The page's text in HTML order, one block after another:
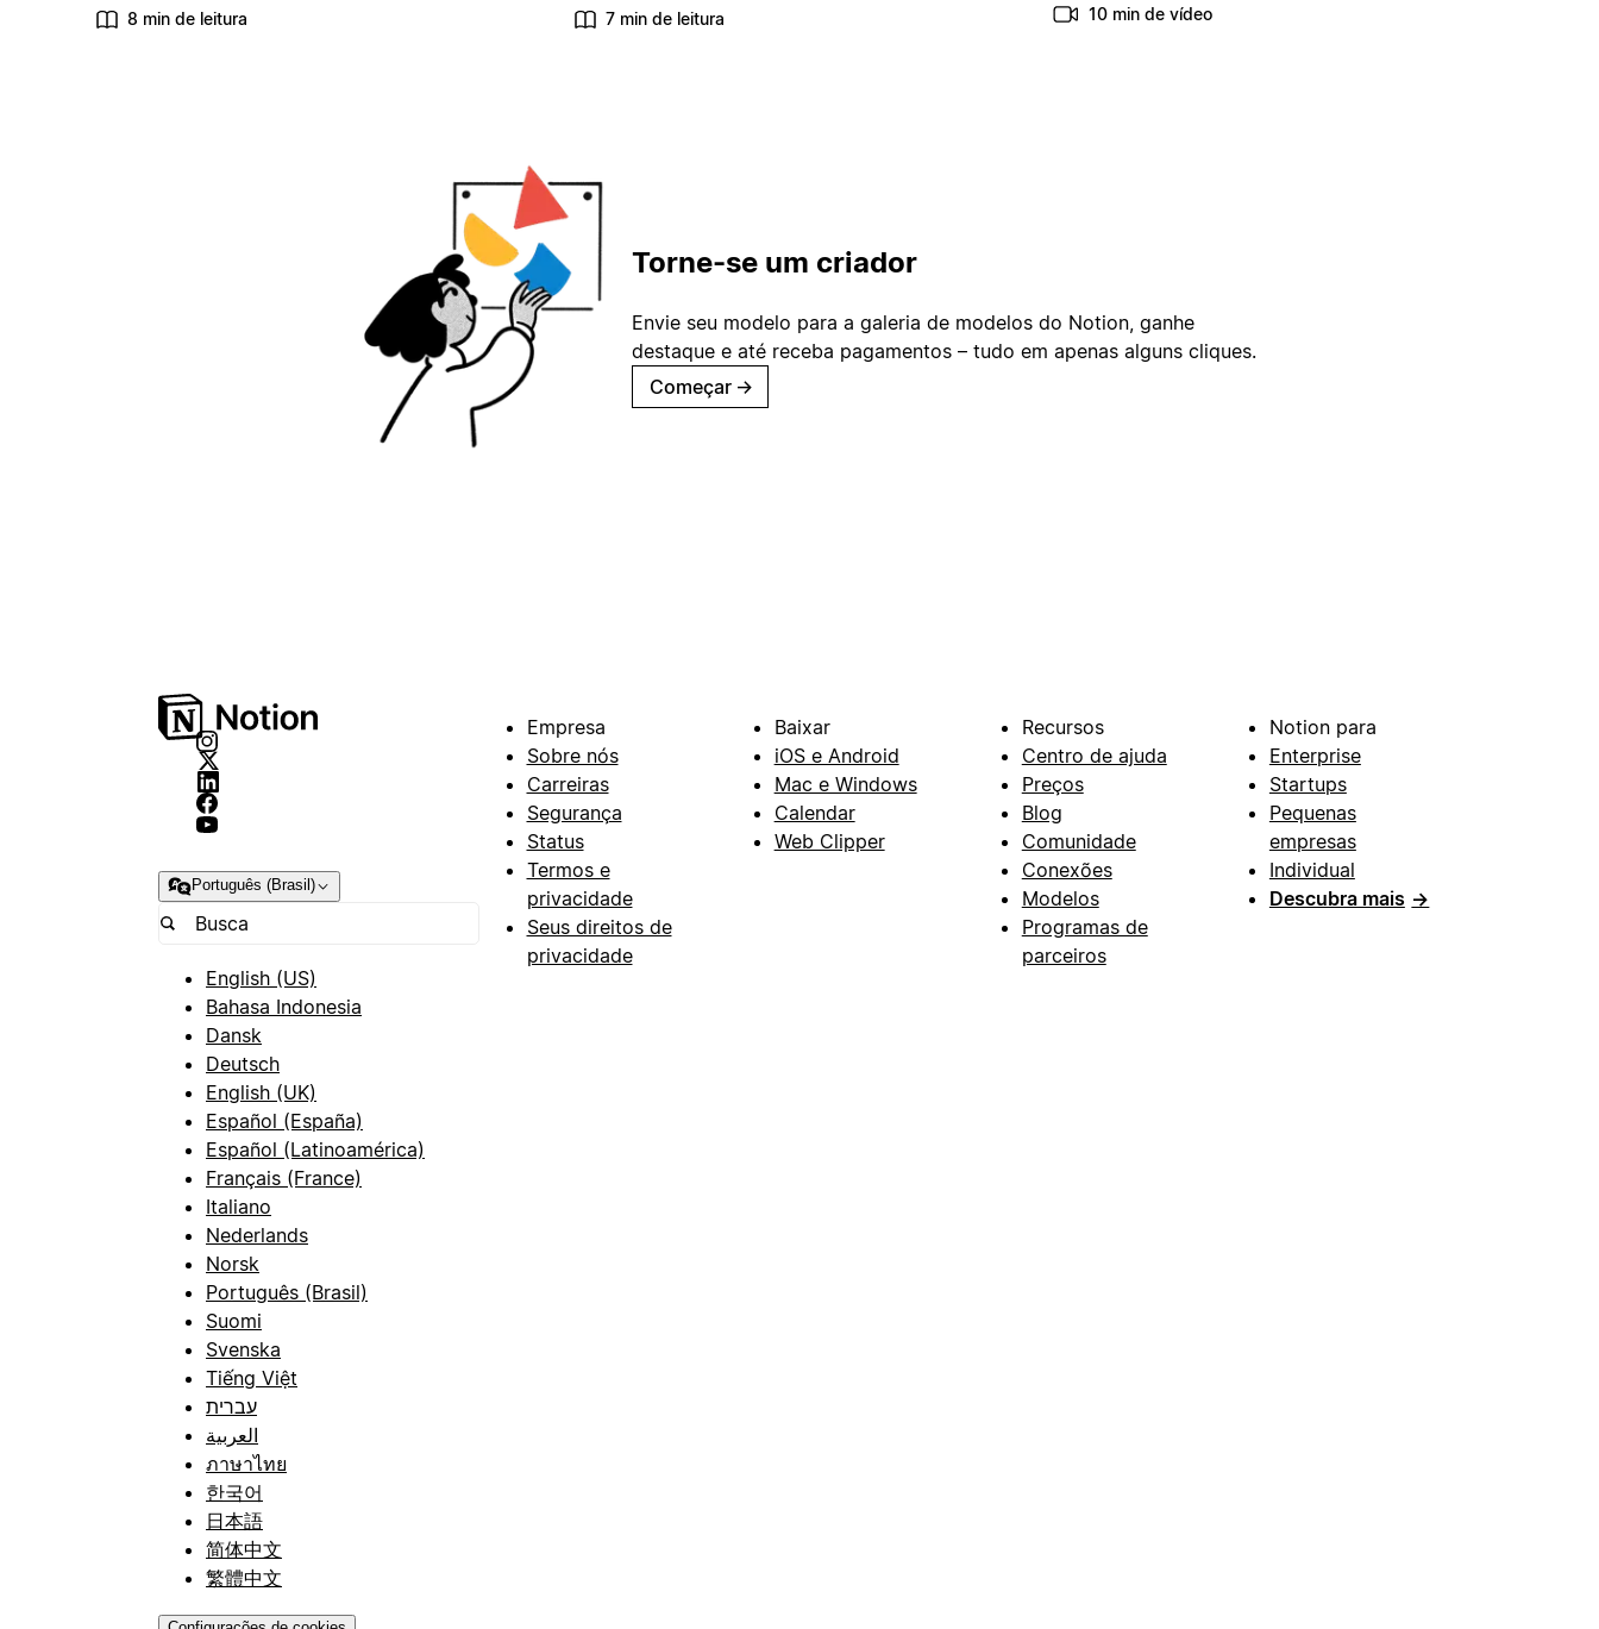
8 min de leitura 7 min de leitura 10 min de vídeo
Torne-se um criador
Envie seu modelo para a galeria de modelos do Notion, ganhe
destaque e até receba pagamentos – tudo em apenas alguns cliques.
Começar →
Português (Brasil)
English (US)
Bahasa Indonesia
Dansk
Deutsch
English (UK)
Español (España)
Español (Latinoamérica)
Français (France)
Italiano
Nederlands
Norsk
Português (Brasil)
Suomi
Svenska
Tiếng Việt
עברית
العربية
ภาษาไทย
한국어
日本語
简体中文
繁體中文
Empresa
Sobre nós
Carreiras
Segurança
Status
Termos e
privacidade
Seus direitos de
privacidade
Baixar
iOS e Android
Mac e Windows
Calendar
Web Clipper
Recursos
Centro de ajuda
Preços
Blog
Comunidade
Conexões
Modelos
Programas de
parceiros
Notion para
Enterprise
Startups
Pequenas
empresas
Individual
Descubra mais →